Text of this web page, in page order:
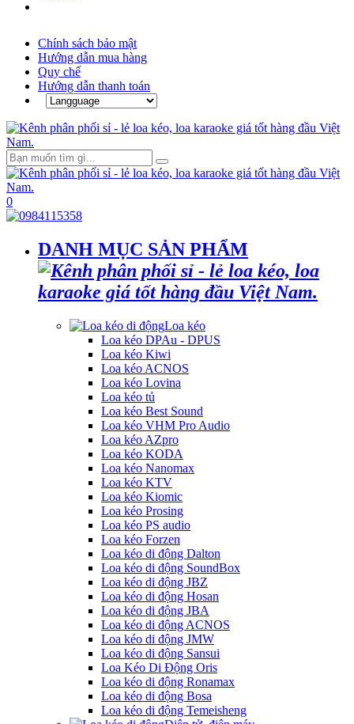
Chính sách bảo mật
Hướng dẫn mua hàng
Quy chế
Hướng dẫn thanh toán
0
DANH MỤC SẢN PHẨM
Loa kéo
Loa kéo DPAu - DPUS
Loa kéo Kiwi
Loa kéo ACNOS
Loa kéo Lovina
Loa kéo tủ
Loa kéo Best Sound
Loa kéo VHM Pro Audio
Loa kéo AZpro
Loa kéo KODA
Loa kéo Nanomax
Loa kéo KTV
Loa kéo Kiomic
Loa kéo Prosing
Loa kéo PS audio
Loa kéo Forzen
Loa kéo di động Dalton
Loa kéo di động SoundBox
Loa kéo di động JBZ
Loa kéo di động Hosan
Loa kéo di động JBA
Loa kéo di động ACNOS
Loa kéo di động JMW
Loa kéo di động Sansui
Loa Kéo Di Động Oris
Loa kéo di động Ronamax
Loa kéo di động Bosa
Loa kéo di động Temeisheng